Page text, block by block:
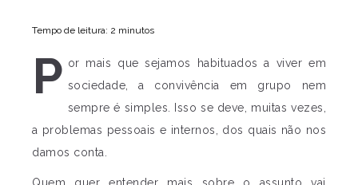
Tempo de leitura: 2 minutos
P or mais que sejamos habituados a viver em
sociedade, a convivência em grupo nem
sempre é simples. Isso se deve, muitas vezes,
a problemas pessoais e internos, dos quais não nos
damos conta.